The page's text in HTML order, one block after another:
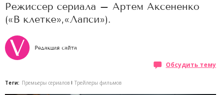
Режиссер сериала – Артем Аксененко
(«В клетке»,«Лапси»).
Редакция сайта
Обсудить тему
Теги: Премьеры сериалов Трейлеры фильмов